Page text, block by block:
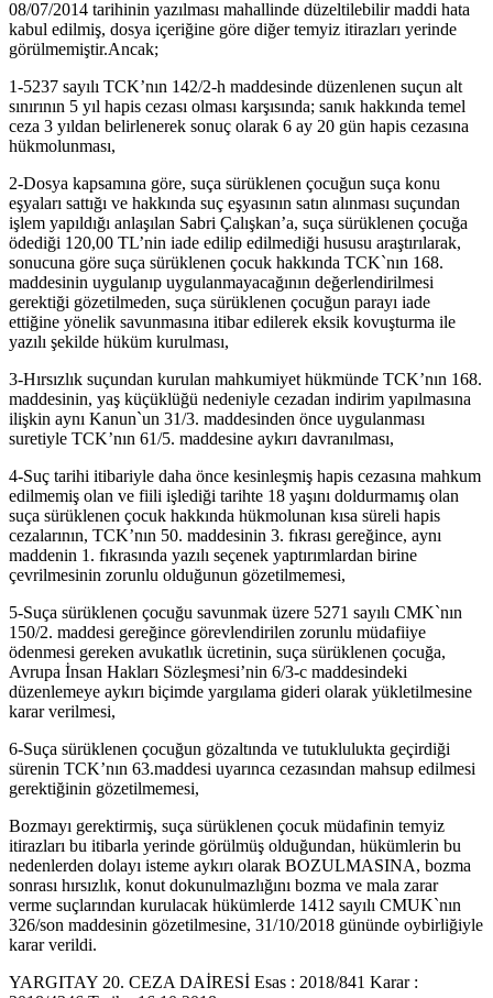
08/07/2014 tarihinin yazılması mahallinde düzeltilebilir maddi hata
kabul edilmiş, dosya içeriğine göre diğer temyiz itirazları yerinde
görülmemiştir.Ancak;
1-5237 sayılı TCK’nın 142/2-h maddesinde düzenlenen suçun alt
sınırının 5 yıl hapis cezası olması karşısında; sanık hakkında temel
ceza 3 yıldan belirlenerek sonuç olarak 6 ay 20 gün hapis cezasına
hükmolunması,
2-Dosya kapsamına göre, suça sürüklenen çocuğun suça konu
eşyaları sattığı ve hakkında suç eşyasının satın alınması suçundan
işlem yapıldığı anlaşılan Sabri Çalışkan’a, suça sürüklenen çocuğa
ödediği 120,00 TL’nin iade edilip edilmediği hususu araştırılarak,
sonucuna göre suça sürüklenen çocuk hakkında TCK`nın 168.
maddesinin uygulanıp uygulanmayacağının değerlendirilmesi
gerektiği gözetilmeden, suça sürüklenen çocuğun parayı iade
ettiğine yönelik savunmasına itibar edilerek eksik kovuşturma ile
yazılı şekilde hüküm kurulması,
3-Hırsızlık suçundan kurulan mahkumiyet hükmünde TCK’nın 168.
maddesinin, yaş küçüklüğü nedeniyle cezadan indirim yapılmasına
ilişkin aynı Kanun`un 31/3. maddesinden önce uygulanması
suretiyle TCK’nın 61/5. maddesine aykırı davranılması,
4-Suç tarihi itibariyle daha önce kesinleşmiş hapis cezasına mahkum
edilmemiş olan ve fiili işlediği tarihte 18 yaşını doldurmamış olan
suça sürüklenen çocuk hakkında hükmolunan kısa süreli hapis
cezalarının, TCK’nın 50. maddesinin 3. fıkrası gereğince, aynı
maddenin 1. fıkrasında yazılı seçenek yaptırımlardan birine
çevrilmesinin zorunlu olduğunun gözetilmemesi,
5-Suça sürüklenen çocuğu savunmak üzere 5271 sayılı CMK`nın
150/2. maddesi gereğince görevlendirilen zorunlu müdafiiye
ödenmesi gereken avukatlık ücretinin, suça sürüklenen çocuğa,
Avrupa İnsan Hakları Sözleşmesi’nin 6/3-c maddesindeki
düzenlemeye aykırı biçimde yargılama gideri olarak yükletilmesine
karar verilmesi,
6-Suça sürüklenen çocuğun gözaltında ve tutuklulukta geçirdiği
sürenin TCK’nın 63.maddesi uyarınca cezasından mahsup edilmesi
gerektiğinin gözetilmemesi,
Bozmayı gerektirmiş, suça sürüklenen çocuk müdafinin temyiz
itirazları bu itibarla yerinde görülmüş olduğundan, hükümlerin bu
nedenlerden dolayı isteme aykırı olarak BOZULMASINA, bozma
sonrası hırsızlık, konut dokunulmazlığını bozma ve mala zarar
verme suçlarından kurulacak hükümlerde 1412 sayılı CMUK`nın
326/son maddesinin gözetilmesine, 31/10/2018 gününde oybirliğiyle
karar verildi.
YARGITAY 20. CEZA DAİRESİ Esas : 2018/841 Karar :